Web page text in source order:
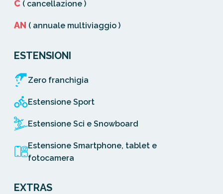
C ( cancellazione )
AN ( annuale multiviaggio )
ESTENSIONI
Zero franchigia
Estensione Sport
Estensione Sci e Snowboard
Estensione Smartphone, tablet e
fotocamera
EXTRAS